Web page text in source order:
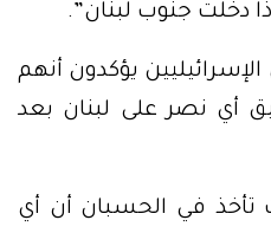
دخلت جنوب لبنان”.
يؤكدون أنهم
أي نصر على لبنان بعد
تأخذ في الحسبان أن أي